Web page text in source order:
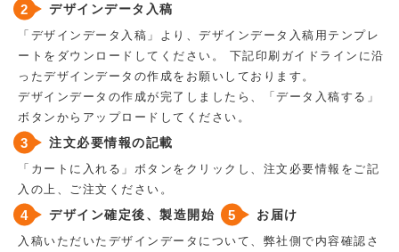
デザインデータ入稿
「デザインデータ入稿」より、デザインデータ入稿用テンプレ
ートをダウンロードしてください。 下記印刷ガイドラインに沿
ったデザインデータの作成をお願いしております。
デザインデータの作成が完了しましたら、「データ入稿する」
ボタンからアップロードしてください。
注文必要情報の記載
「カートに入れる」ボタンをクリックし、注文必要情報をご記
入の上、ご注文ください。
デザイン確定後、製造開始 お届け
入稿いただいたデザインデータについて、弊社側で内容確認さ